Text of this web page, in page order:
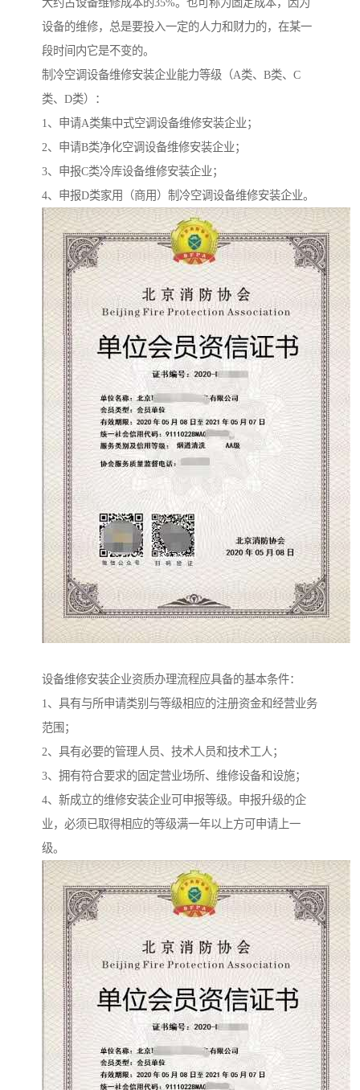
大约占设备维修成本的35%。也可称为固定成本，因为
设备的维修，总是要投入一定的人力和财力的，在某一
段时间内它是不变的。
制冷空调设备维修安装企业能力等级（A类、B类、C
类、D类）：
1、申请A类集中式空调设备维修安装企业；
2、申请B类净化空调设备维修安装企业；
3、申报C类冷库设备维修安装企业；
4、申报D类家用（商用）制冷空调设备维修安装企业。
设备维修安装企业资质办理流程应具备的基本条件：
1、具有与所申请类别与等级相应的注册资金和经营业务
范围；
2、具有必要的管理人员、技术人员和技术工人；
3、拥有符合要求的固定营业场所、维修设备和设施；
4、新成立的维修安装企业可申报等级。申报升级的企
业，必须已取得相应的等级满一年以上方可申请上一
级。